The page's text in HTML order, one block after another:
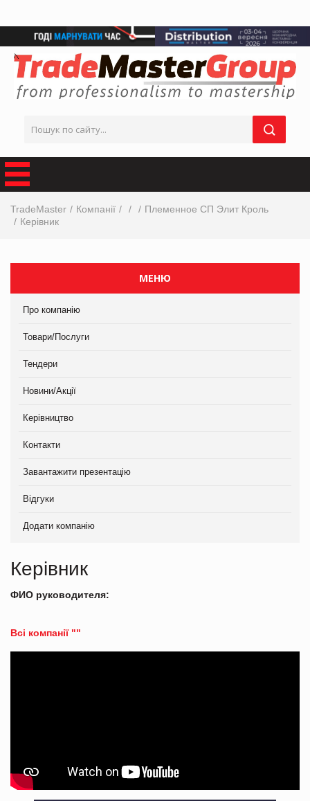
TradeMaster Компанії
Племенное СП Элит Кроль
Керівник
МЕНЮ
Про компанію
Товари/Послуги
Тендери
Новини/Акції
Керівництво
Контакти
Завантажити презентацію
Відгуки
Додати компанію
Керівник
ФИО руководителя:
Всі компанії ""